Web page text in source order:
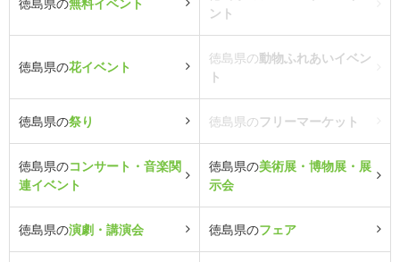
ント
徳島県の花イベント
徳島県の動物ふれあいイベン
ト
徳島県の祭り 徳島県のフリーマーケット
徳島県のコンサート・音楽関
連イベント
徳島県の美術展・博物展・展
示会
徳島県の演劇・講演会 徳島県のフェア